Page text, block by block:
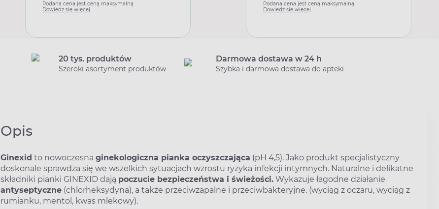
Podana cena jest ceną maksymalną
Dowiedz się więcej
Podana cena jest ceną maksymalną
Dowiedz się więcej
20 tys. produktów
Szeroki asortyment produktów
Darmowa dostawa w 24 h
Szybka i darmowa dostawa do apteki
Opis
Ginexid to nowoczesna ginekologiczna pianka oczyszczająca (pH 4,5). Jako produkt specjalistyczny
doskonale sprawdza się we wszelkich sytuacjach wzrostu ryzyka infekcji intymnych. Naturalne i delikatne
składniki pianki GINEXID dają poczucie bezpieczeństwa i świeżości. Wykazuje łagodne działanie
antyseptyczne (chlorheksydyna), a także przeciwzapalne i przeciwbakteryjne. (wyciąg z oczaru, wyciąg z
rumianku, mentol, kwas mlekowy).